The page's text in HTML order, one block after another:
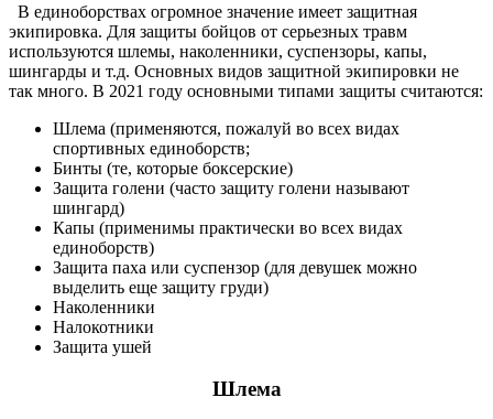
В единоборствах огромное значение имеет защитная
экипировка. Для защиты бойцов от серьезных травм
используются шлемы, наколенники, суспензоры, капы,
шингарды и т.д. Основных видов защитной экипировки не
так много. В 2021 году основными типами защиты считаются:
Шлема (применяются, пожалуй во всех видах
спортивных единоборств;
Бинты (те, которые боксерские)
Защита голени (часто защиту голени называют
шингард)
Капы (применимы практически во всех видах
единоборств)
Защита паха или суспензор (для девушек можно
выделить еще защиту груди)
Наколенники
Налокотники
Защита ушей
Шлема